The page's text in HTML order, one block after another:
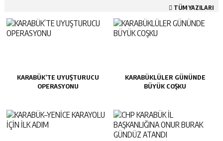
TÜM YAZILARI
KARABÜK’TE UYUŞTURUCU
OPERASYONU
KARABÜKLÜLER GÜNÜNDE
BÜYÜK COŞKU